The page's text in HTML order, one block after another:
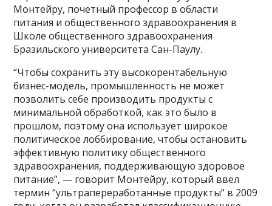
Монтейру, почетный профессор в области
питания и общественного здравоохранения в
Школе общественного здравоохранения
Бразильского университета Сан-Паулу.
“Чтобы сохранить эту высокорентабельную
бизнес-модель, промышленность не может
позволить себе производить продукты с
минимальной обработкой, как это было в
прошлом, поэтому она использует широкое
политическое лоббирование, чтобы остановить
эффективную политику общественного
здравоохранения, поддерживающую здоровое
питание”, — говорит Монтейру, который ввел
термин “ультрапереработанные продукты” в 2009